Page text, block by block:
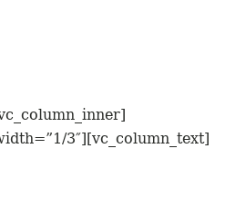
3″][vc_column_text]